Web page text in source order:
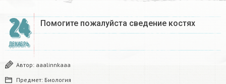
24
ДЕКАБРЬ
Помогите пожалуйста сведение костях​
Автор: aaalinnkaaa
Предмет: Биология